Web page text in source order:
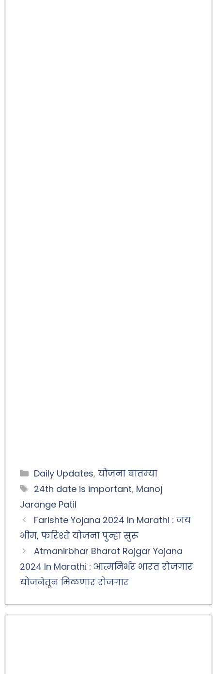
Daily Updates, योजना बातम्या
24th date is important, Manoj
Jarange Patil
Farishte Yojana 2024 In Marathi : जय
भीम, फरिश्ते योजना पुन्हा सुरू
Atmanirbhar Bharat Rojgar Yojana
2024 In Marathi : आत्मनिर्भर भारत रोजगार
योजनेतून मिळणार रोजगार